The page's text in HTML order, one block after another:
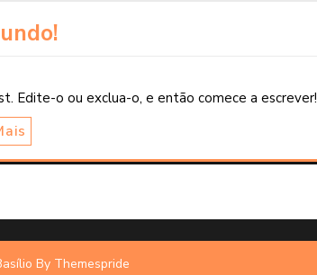
Edite-o ou exclua-o, e então comece a escrever!
By Themespride